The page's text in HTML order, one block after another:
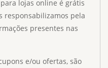
lojas online é grátis
responsabilizamos pela
presentes nas
e/ou ofertas, são